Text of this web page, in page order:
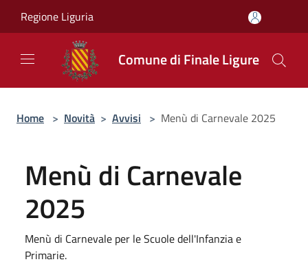
Regione Liguria
Comune di Finale Ligure
Home > Novità > Avvisi > Menù di Carnevale 2025
Menù di Carnevale
2025
Menù di Carnevale per le Scuole dell'Infanzia e
Primarie.